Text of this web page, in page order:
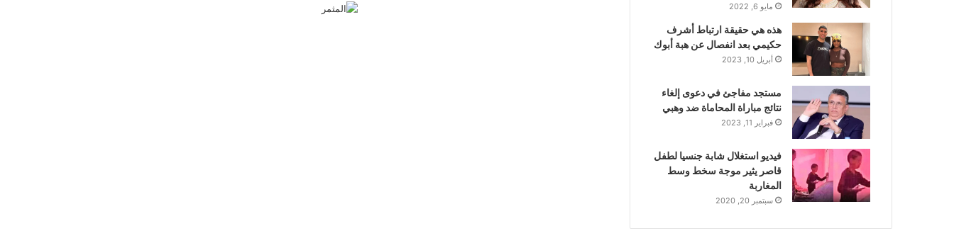
مايو 6, 2022
هذه هي حقيقة ارتباط أشرف
حكيمي بعد انفصال عن هبة أبوك
أبريل 10, 2023
مستجد مفاجئ في دعوى إلغاء
نتائج مباراة المحاماة ضد وهبي
فبراير 11, 2023
فيديو استغلال شابة جنسيا لطفل
قاصر يثير موجة سخط وسط
المغاربة
سبتمبر 20, 2020